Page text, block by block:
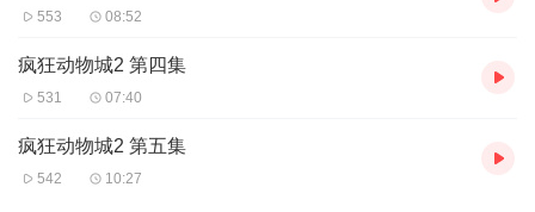
553 08:52
疯狂动物城2 第四集
531 07:40
疯狂动物城2 第五集
542 10:27